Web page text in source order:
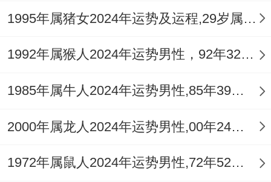
需注重精神调适，避免因事业压力造成焦虑
失眠，日常可佩戴 祥安阁鳌笔点睛吊坠，此
平衡过旺火气，护佑身心康泰。
六、感情与人际：合动夫宫与火旺性急
对于庚戌日柱者，日支戌土夫妻宫在2026年
1995年属猪女2024年运势及运程,29岁属猪人2024全年每月运势女性如何
1992年属猴人2024年运势男性，92年32岁属猴男2024年每月运程怎么样
1985年属牛人2024年运势男性,85年39岁属牛男2024年每月运程怎么样
2000年属龙人2024年运势男性,00年24岁属龙男2024年每月运程怎么样
1972年属鼠人2024年运势男性,72年52岁属鼠男2024年每月运程怎么样